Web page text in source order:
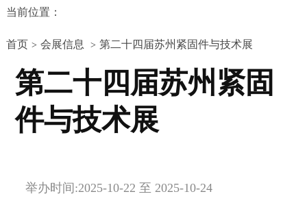
当前位置：
首页 > 会展信息 > 第二十四届苏州紧固件与技术展
第二十四届苏州紧固
件与技术展
举办时间:2025-10-22 至 2025-10-24